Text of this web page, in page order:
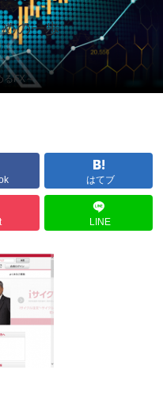
の一歩
るFX～
はてブ
LINE